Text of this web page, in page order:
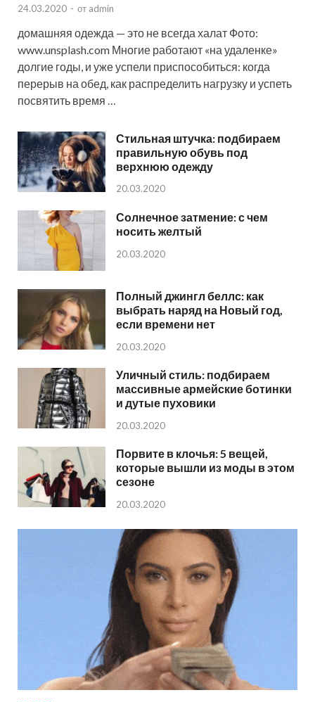
24.03.2020 - от admin
домашняя одежда — это не всегда халат Фото:
www.unsplash.com Многие работают «на удаленке»
долгие годы, и уже успели приспособиться: когда
перерыв на обед, как распределить нагрузку и успеть
посвятить время …
Стильная штучка: подбираем
правильную обувь под
верхнюю одежду
20.03.2020
Солнечное затмение: с чем
носить желтый
20.03.2020
Полный джингл беллс: как
выбрать наряд на Новый год,
если времени нет
20.03.2020
Уличный стиль: подбираем
массивные армейские ботинки
и дутые пуховики
20.03.2020
Порвите в клочья: 5 вещей,
которые вышли из моды в этом
сезоне
20.03.2020